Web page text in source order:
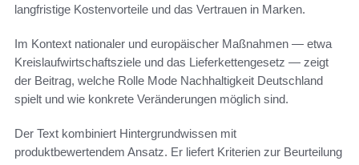
langfristige Kostenvorteile und das Vertrauen in Marken.
Im Kontext nationaler und europäischer Maßnahmen — etwa
Kreislaufwirtschaftsziele und das Lieferkettengesetz — zeigt
der Beitrag, welche Rolle Mode Nachhaltigkeit Deutschland
spielt und wie konkrete Veränderungen möglich sind.
Der Text kombiniert Hintergrundwissen mit
produktbewertendem Ansatz. Er liefert Kriterien zur Beurteilung